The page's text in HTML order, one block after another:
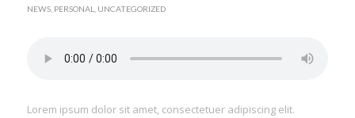
NEWS, PERSONAL UNCATEGORIZED
Lorem ipsum dolor sit amet, consectetuer adipiscing elit.